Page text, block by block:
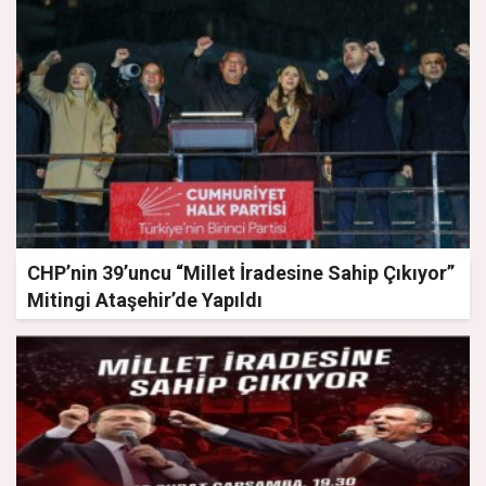
CHP’nin 39’uncu “Millet İradesine Sahip Çıkıyor”
Mitingi Ataşehir’de Yapıldı